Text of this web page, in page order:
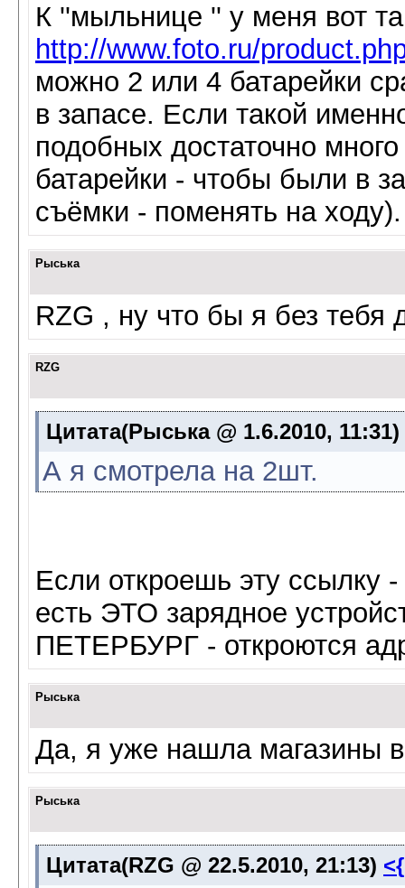
К ''мыльнице '' у меня вот
http://www.foto.ru/
можно 2 или 4 батарейки
в запасе. Если такой
подобных достаточно
батарейки - чтобы были в
съёмки - поменять на
Рыська
RZG , ну что бы я без тебя
RZG
Цитата(Рыська @ 1.6.2010, 11:31)
А я смотрела на 2шт.
Если откроешь эту ссылку
есть ЭТО зарядное
ПЕТЕРБУРГ - откроются
Рыська
Да, я уже нашла магазины
Рыська
Цитата(RZG @ 22.5.2010, 21:13)